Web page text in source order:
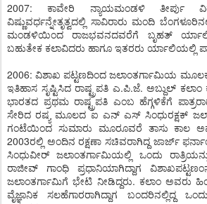
2007: ಕಾವೇರಿ ನ್ಯಾಯಮಂಡಳಿ
ವಿಷ್ಣುವರ್ಧನ್ನೇತೃತ್ವದಲ್ಲಿ ಸಾವಿರಾರು ಮಂದಿ
ಮಂಡಳಿಯಿಂದ ರಾಜಭವನದವರೆಗೆ ಬೃಹತ್ ರ್ಯಾಲಿ
ಬಹುತೇಕ ಕಲಾವಿದರು ಹಾಗೂ ಇತರರು ರ್ಯಾಲಿಯಲ್ಲಿ
2006: ವಿಶಾಖ ಪಟ್ಟಣದಿಂದ ಜಲಾಂತರ್ಗಾಮಿಯ
ಇತಿಹಾಸ ಸೃಷ್ಟಿಸಿದ ರಾಷ್ಟ್ರಪತಿ ಎ.ಪಿ.ಜೆ. ಅಬ್ದುಲ್
ಭಾರತದ ಪ್ರಥಮ ರಾಷ್ಟ್ರಪತಿ ಎಂಬ ಹೆಗ್ಗಳಿಕೆಗೆ
ಸೇರಿದ ರಷ್ಯ ಮೂಲದ ಐ ಎನ್ ಎಸ್ ಸಿಂಧುರಕ್ಷಕ್
ಗಂಟೆಯಿಂದ ಸುಮಾರು ಮೂರೂವರೆ ತಾಸು ಕಾಲ
2003ರಲ್ಲಿ ಅಂದಿನ ರಕ್ಷಣಾ ಸಚಿವರಾಗಿದ್ದ ಜಾರ್ಜ್
ಸಿಂಧುವೀರ್ ಜಲಾಂತರ್ಗಾಮಿಯಲ್ಲಿ ಒಂದು
ರಾಜೀವ್ ಗಾಂಧಿ ಪ್ರಧಾನಿಯಾಗಿದ್ದಾಗ
ಜಲಾಂತರ್ಗಾಮಿಗೆ ಭೇಟಿ ನೀಡಿದ್ದರು. ಕಲಾಂ ಅವರು
ವೈಜ್ಞಾನಿಕ ಸಲಹೆಗಾರರಾಗಿದ್ದಾಗ ಬಂದರಿನಲ್ಲಿದ್ದ